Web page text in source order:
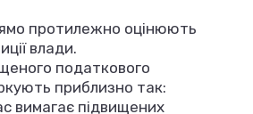
протилежно оцінюють
влади.
податкового
приблизно так:
вимагає підвищених